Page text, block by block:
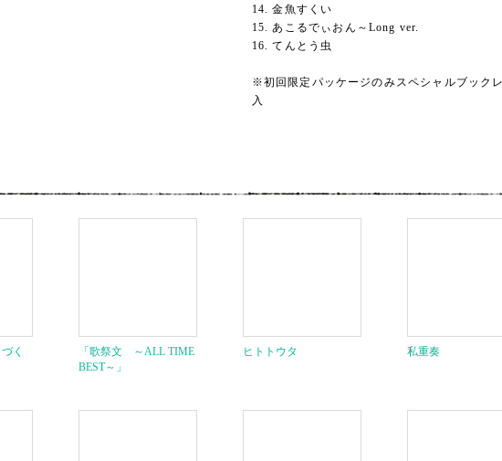
14. 金魚すくい
15. あこるでぃおん～Long ver.
16. てんとう虫
※初回限定パッケージのみスペシャルブック
入
く
「歌祭文 ～ALL TIME
BEST～」
ヒトトウタ 私重奏